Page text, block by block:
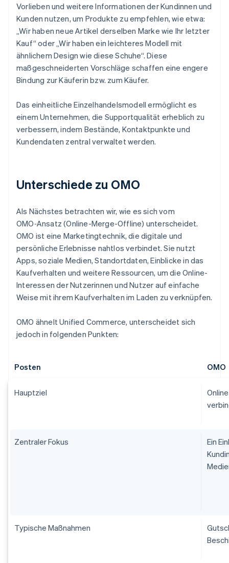
Vorlieben und weitere Informationen der Kundinnen und
Kunden nutzen, um Produkte zu empfehlen, wie etwa:
„Wir haben neue Artikel derselben Marke wie Ihr letzter
Kauf“ oder „Wir haben ein leichteres Modell mit
ähnlichem Design wie diese Schuhe“. Diese
maßgeschneiderten Vorschläge schaffen eine engere
Bindung zur Käuferin bzw. zum Käufer.
Das einheitliche Einzelhandelsmodell ermöglicht es
einem Unternehmen, die Supportqualität erheblich zu
verbessern, indem Bestände, Kontaktpunkte und
Kundendaten zentral verwaltet werden.
Unterschiede zu OMO
Als Nächstes betrachten wir, wie es sich vom
OMO‑Ansatz (Online-Merge-Offline) unterscheidet.
OMO ist eine Marketingtechnik, die digitale und
persönliche Erlebnisse nahtlos verbindet. Sie nutzt
Apps, soziale Medien, Standortdaten, Einblicke in das
Kaufverhalten und weitere Ressourcen, um die Online-
Interessen der Nutzerinnen und Nutzer auf einfache
Weise mit ihrem Kaufverhalten im Laden zu verknüpfen.
OMO ähnelt Unified Commerce, unterscheidet sich
jedoch in folgenden Punkten:
Posten OMO
Hauptziel
Zentraler Fokus
Ein
Typische Maßnahmen